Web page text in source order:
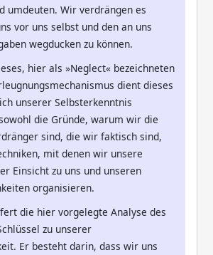
umdeuten. Wir verdrängen es
vor uns selbst und den an uns
wegducken zu können.
hier als »Neglect« bezeichneten
dient dieses
unserer Selbsterkenntnis
die Gründe, warum wir die
sind, die wir faktisch sind,
mit denen wir unsere
Einsicht zu uns und unseren
organisieren.
die hier vorgelegte Analyse des
zu unserer
Er besteht darin, dass wir uns